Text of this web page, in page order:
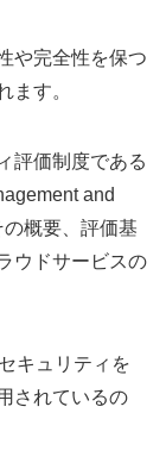
や完全性を保つ
ます。
評価制度である
and
概要、評価基
ウドサービスの
キュリティを
されているの